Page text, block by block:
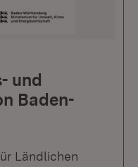
und
Baden-
Ländlichen